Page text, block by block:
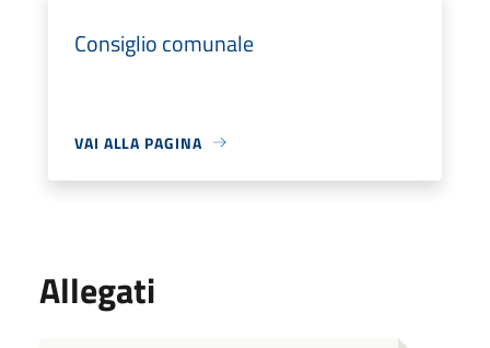
Consiglio comunale
VAI ALLA PAGINA
Allegati